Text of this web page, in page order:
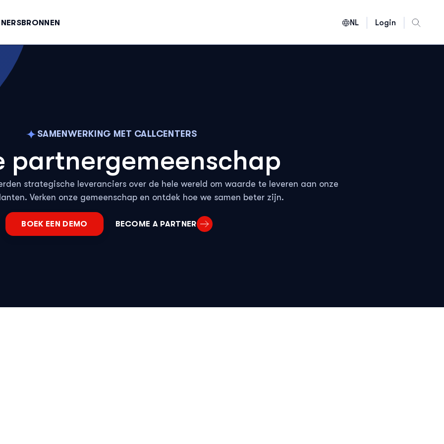
BRONNEN
Nederlands
NL Login
SAMENWERKING MET CALLCENTERS
partnergemeenschap
strategische leveranciers over de hele wereld om waarde te leveren aan onze
Verken onze gemeenschap en ontdek hoe we samen beter zijn.
BOEK EEN DEMO BECOME A PARTNER